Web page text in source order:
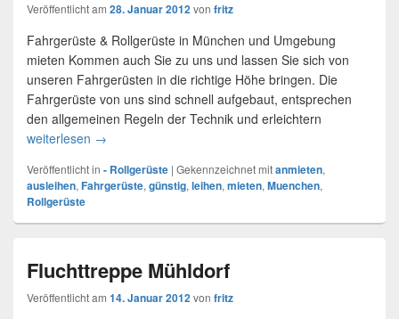
Veröffentlicht am 28. Januar 2012von fritz
Fahrgerüste & Rollgerüste in München und Umgebung
mieten Kommen auch Sie zu uns und lassen Sie sich von
unseren Fahrgerüsten in die richtige Höhe bringen. Die
Fahrgerüste von uns sind schnell aufgebaut, entsprechen
den allgemeinen Regeln der Technik und erleichtern
weiterlesen Rollgerüste & Fahrgerüste für München mieten
→
Veröffentlicht in - Rollgerüste | Gekennzeichnet mitanmieten,
ausleihen, Fahrgerüste, günstig, leihen, mieten, Muenchen,
Rollgerüste
Fluchttreppe Mühldorf
Veröffentlicht am 14. Januar 2012von fritz